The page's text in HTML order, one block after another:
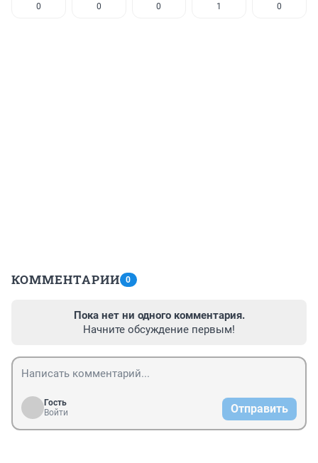
0 0 0 1 0
КОММЕНТАРИИ 0
Пока нет ни одного комментария.
Начните обсуждение первым!
Гость
Войти
Отправить